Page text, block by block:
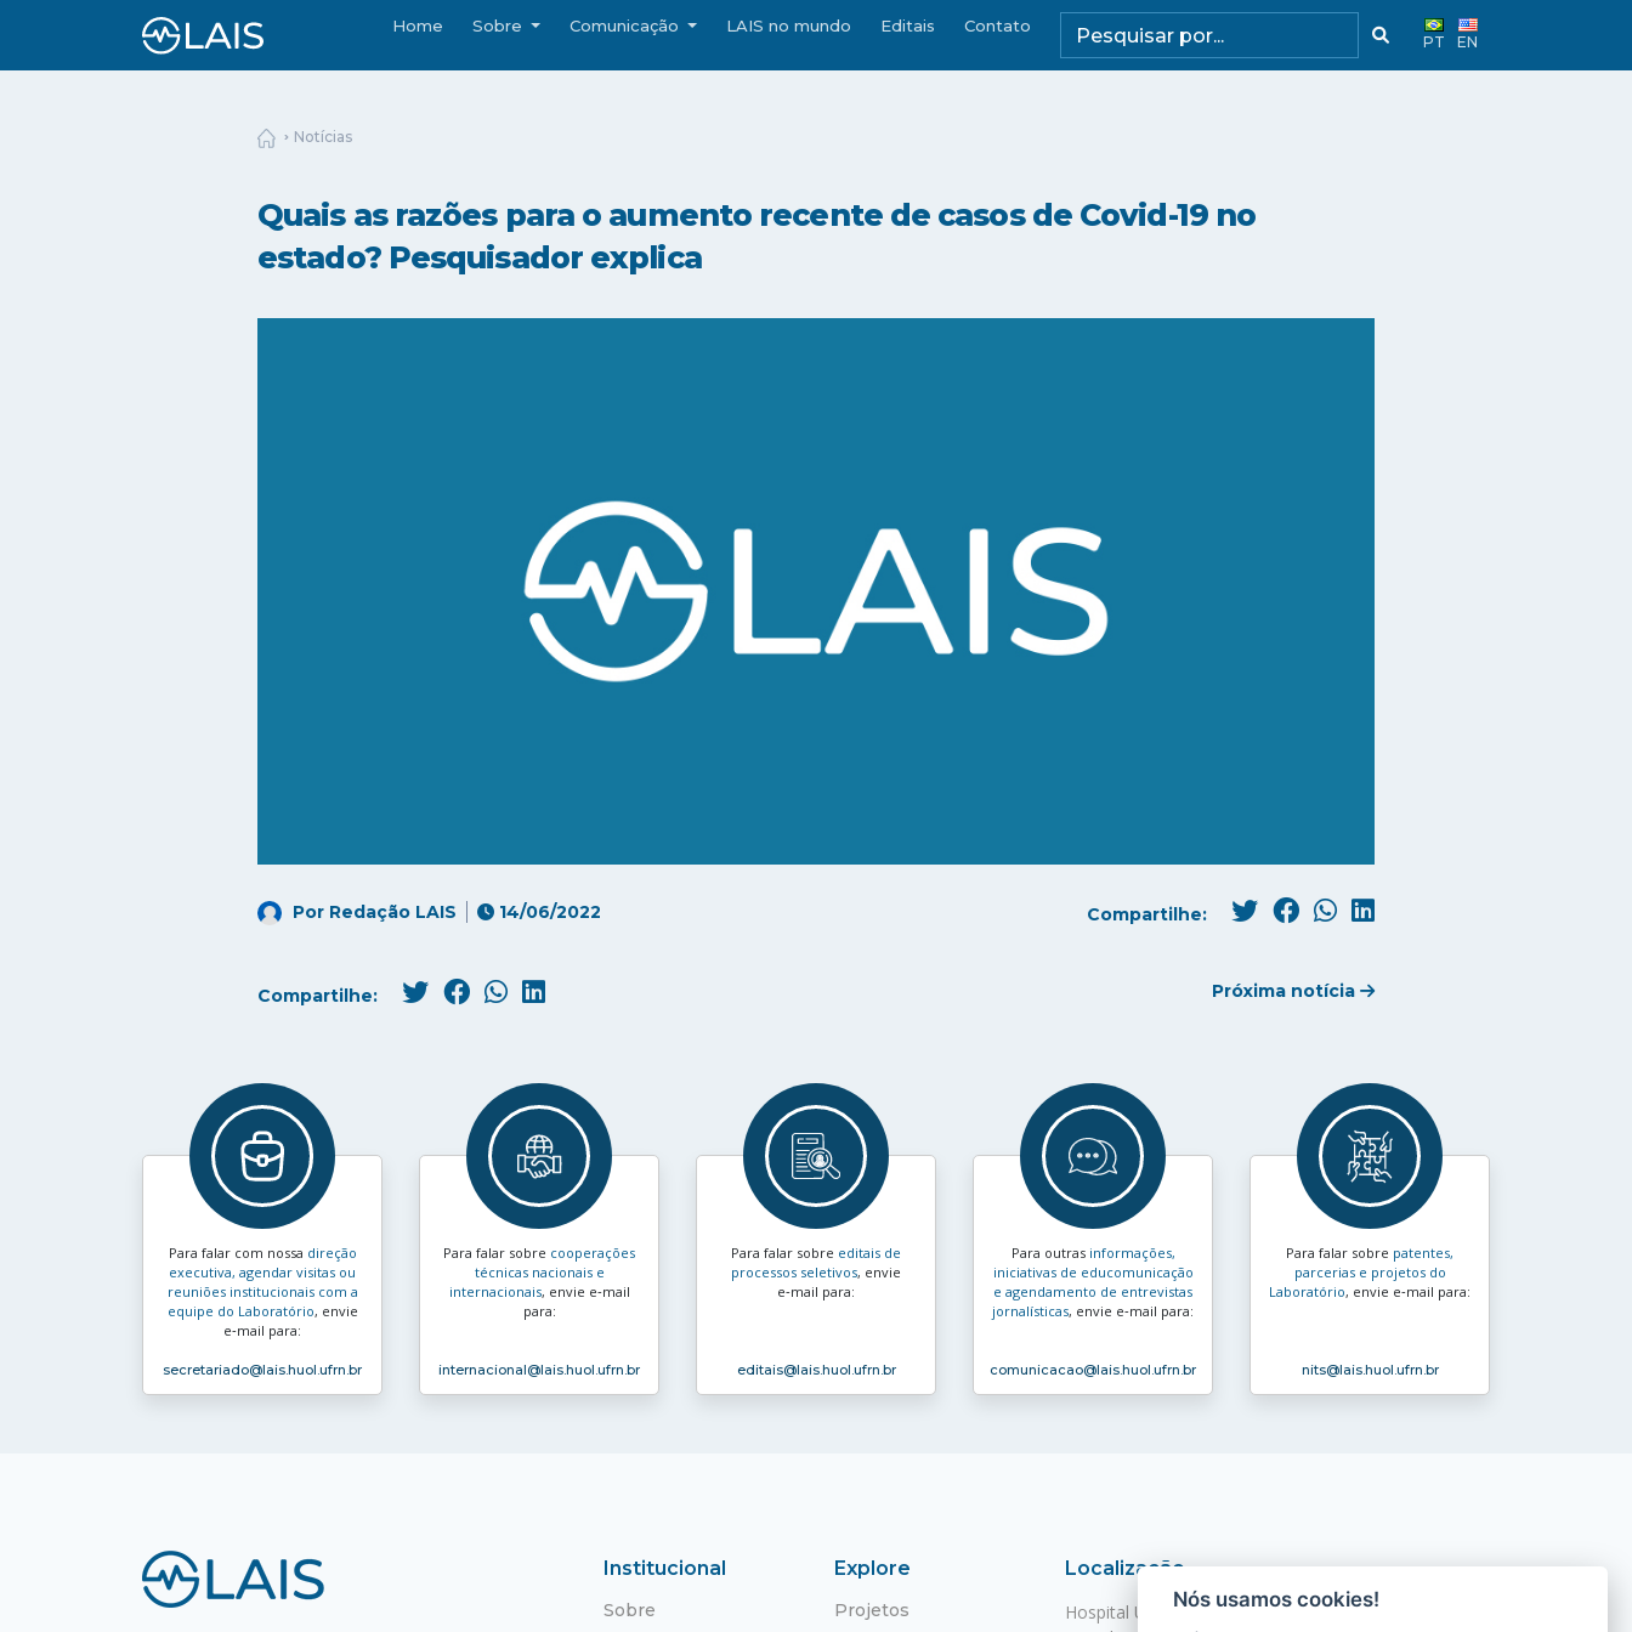
Home Sobre Comunicação LAIS no mundo Editais Contato
PT EN
Notícias
Quais as razões para o aumento recente de casos de Covid-19 no
estado? Pesquisador explica
Por Redação LAIS 14/06/2022 Compartilhe:
Compartilhe: Próxima notícia
Para falar com nossa direção
executiva, agendar visitas ou
reuniões institucionais com a
equipe do Laboratório, envie
e‑mail para:
secretariado@lais.huol.ufrn.br
Para falar sobre cooperações
técnicas nacionais e
internacionais, envie e‑mail
para:
internacional@lais.huol.ufrn.br
Para falar sobre editais de
processos seletivos, envie
e‑mail para:
editais@lais.huol.ufrn.br
Para outras informações,
iniciativas de educomunicação
e agendamento de entrevistas
jornalísticas, envie e‑mail para:
comunicacao@lais.huol.ufrn.br
Para falar sobre patentes,
parcerias e projetos do
Laboratório, envie e‑mail para:
nits@lais.huol.ufrn.br
Institucional
Sobre
Explore
Projetos
Localização
Hospital Universitário Onofre Lopes - HUOL
Nós usamos cookies!